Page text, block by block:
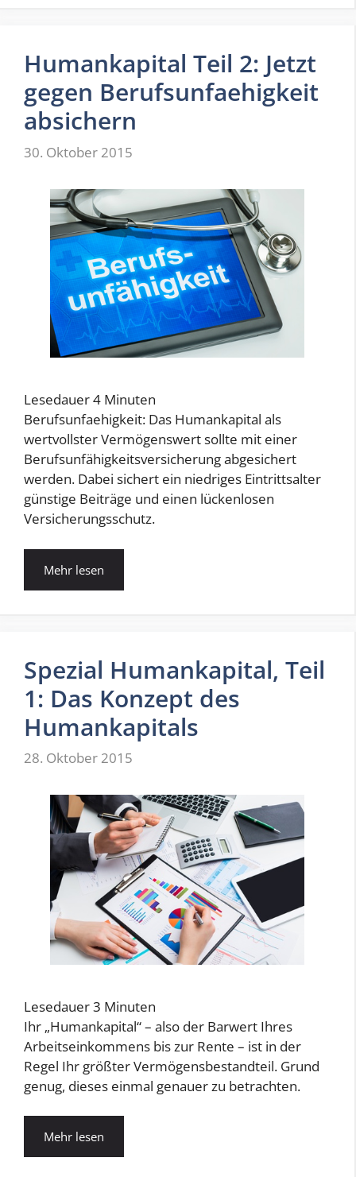
Humankapital Teil 2: Jetzt
gegen Berufsunfaehigkeit
absichern
30. Oktober 2015
Lesedauer4 Minuten
Berufsunfaehigkeit: Das Humankapital als
wertvollster Vermögenswert sollte mit einer
Berufsunfähigkeitsversicherung abgesichert
werden. Dabei sichert ein niedriges Eintrittsalter
günstige Beiträge und einen lückenlosen
Versicherungsschutz.
Mehr lesen
Spezial Humankapital, Teil
1: Das Konzept des
Humankapitals
28. Oktober 2015
Lesedauer3 Minuten
Ihr „Humankapital“ – also der Barwert Ihres
Arbeitseinkommens bis zur Rente – ist in der
Regel Ihr größter Vermögensbestandteil. Grund
genug, dieses einmal genauer zu betrachten.
Mehr lesen